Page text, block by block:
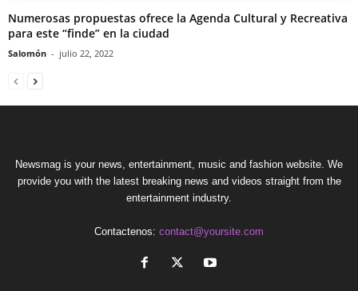
Numerosas propuestas ofrece la Agenda Cultural y Recreativa
para este “finde” en la ciudad
Salomón - julio 22, 2022
Newsmag is your news, entertainment, music and fashion website. We
provide you with the latest breaking news and videos straight from the
entertainment industry.
Contactenos: contact@yoursite.com